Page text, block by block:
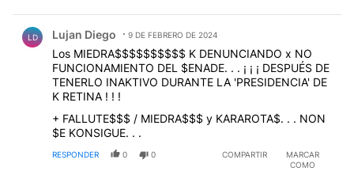
LD Lujan Diego 9 DE FEBRERO DE 2024
Los MIEDRA$$$$$$$$$$ K DENUNCIANDO x NO
FUNCIONAMIENTO DEL $ENADE. . . ¡ ¡ ¡ DESPUÉS DE
TENERLO INAKTIVO DURANTE LA 'PRESIDENCIA' DE
K RETINA ! ! !
+ FALLUTE$$$ / MIEDRA$$$ y KARAROTA$. . . NON
$E KONSIGUE. . .
RESPONDER 0 0 COMPARTIR
MARCAR
COMO